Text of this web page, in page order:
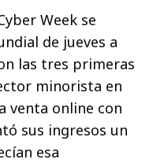
Week se
de jueves a
las tres primeras
minorista en
venta online con
sus ingresos un
esa